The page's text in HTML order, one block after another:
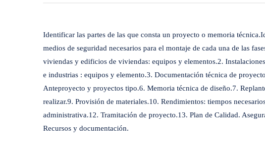
Identificar las partes de las que consta un proyecto o memoria
medios de seguridad necesarios para el montaje de cada una de las
viviendas y edificios de viviendas: equipos y elementos.2.
e industrias : equipos y elemento.3. Documentación técnica de
Anteproyecto y proyectos tipo.6. Memoria técnica de diseño.7.
realizar.9. Provisión de materiales.10. Rendimientos: tiempos
administrativa.12. Tramitación de proyecto.13. Plan de Calidad.
Recursos y documentación.